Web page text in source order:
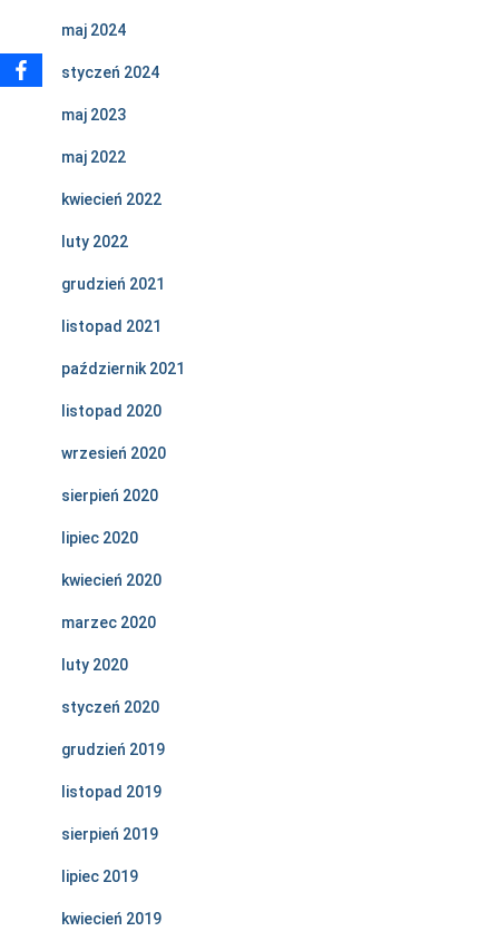
maj 2024
styczeń 2024
maj 2023
maj 2022
kwiecień 2022
luty 2022
grudzień 2021
listopad 2021
październik 2021
listopad 2020
wrzesień 2020
sierpień 2020
lipiec 2020
kwiecień 2020
marzec 2020
luty 2020
styczeń 2020
grudzień 2019
listopad 2019
sierpień 2019
lipiec 2019
kwiecień 2019